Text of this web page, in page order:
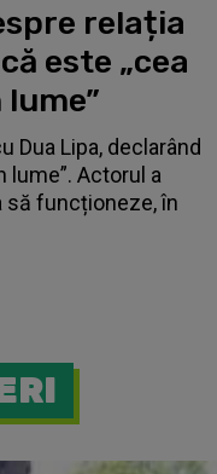
relația
este „cea
Dua Lipa, declarând
lume”. Actorul a
să funcționeze, în